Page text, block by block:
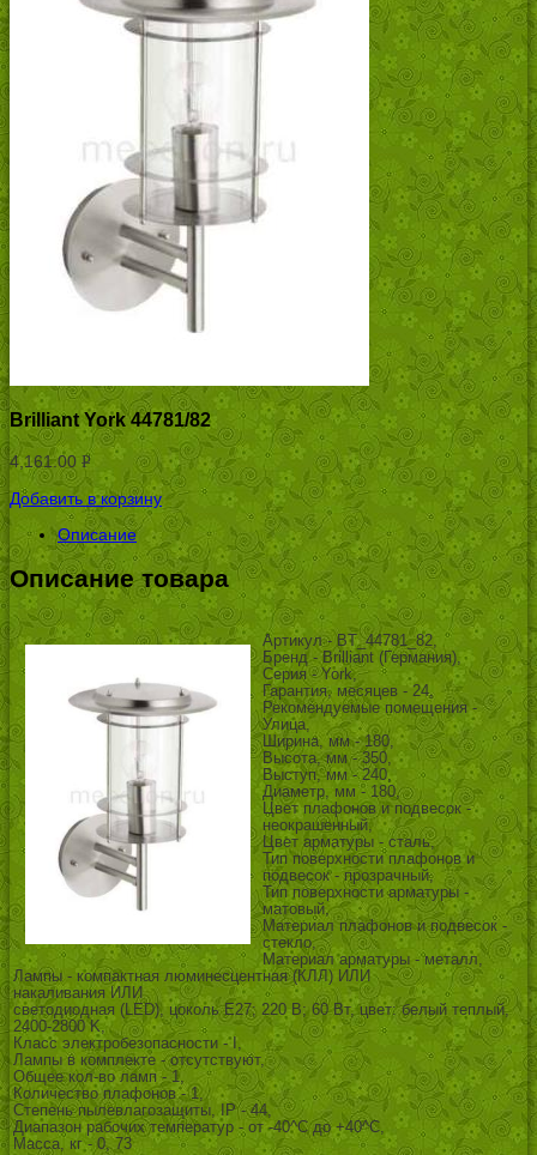
Brilliant York 44781/82
4,161.00 Р
УБ.
Добавить в корзину
Описание
Описание товара
Артикул - BT_44781_82,
Бренд - Brilliant (Германия),
Серия - York,
Гарантия, месяцев - 24,
Рекомендуемые помещения -
Улица,
Ширина, мм - 180,
Высота, мм - 350,
Выступ, мм - 240,
Диаметр, мм - 180,
Цвет плафонов и подвесок -
неокрашенный,
Цвет арматуры - сталь,
Тип поверхности плафонов и
подвесок - прозрачный,
Тип поверхности арматуры -
матовый,
Материал плафонов и подвесок -
стекло,
Материал арматуры - металл,
Лампы - компактная люминесцентная (КЛЛ) ИЛИ
накаливания ИЛИ
светодиодная (LED), цоколь E27; 220 В; 60 Вт, цвет: белый теплый,
2400-2800 K,
Класс электробезопасности - I,
Лампы в комплекте - отсутствуют,
Общее кол-во ламп - 1,
Количество плафонов - 1,
Степень пылевлагозащиты, IP - 44,
Диапазон рабочих температур - от -40^C до +40^C,
Масса, кг - 0, 73